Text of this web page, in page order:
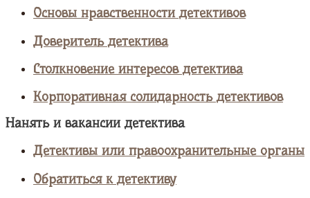
Основы нравственности детективов
Доверитель детектива
Столкновение интересов детектива
Корпоративная солидарность детективов
Нанять и вакансии детектива
Детективы или правоохранительные органы
Обратиться к детективу